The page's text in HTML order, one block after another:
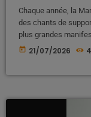
Chaque année, la
des chants de
plus grandes
2026, le Tour de
today 21/07/2026